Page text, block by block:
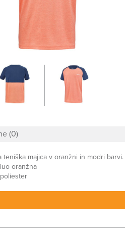
(0)
teniška majica v oranžni in modri barvi.
oranžna